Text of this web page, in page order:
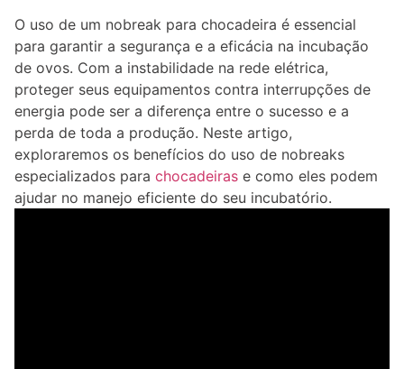
O uso de um nobreak para chocadeira é essencial
para garantir a segurança e a eficácia na incubação
de ovos. Com a instabilidade na rede elétrica,
proteger seus equipamentos contra interrupções de
energia pode ser a diferença entre o sucesso e a
perda de toda a produção. Neste artigo,
exploraremos os benefícios do uso de nobreaks
especializados para chocadeiras e como eles podem
ajudar no manejo eficiente do seu incubatório.